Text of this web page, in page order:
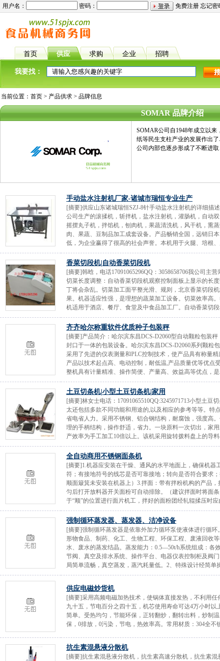
用户名： 密码： 免费注册 忘记密
首页 供应 求购 企业 招聘
我要找：
当前位置： 首页 > 产品供求 > 品牌信息
SOMAR 品牌介绍
SOMAR公司自1948年成立以
纸等民生支柱产业的发展作出
公司内部也逐步形成了不断进
手动盐水注射机厂家-诸城市瑞恒专业生产
[摘要]供应山东诸城瑞恒SZJ-8针手动盐水注射机的详细描
公司生产的滚揉机，斩拌机，盐水注射机，灌肠机，自动
摇摆丸子机，拌馅机，刨肉机，果蔬清洗机，风干机，熏
肉、果蔬、豆制品加工成套设备。产品畅销全国，远销日
低，为企业赢得了很高的社会声誉。本机用于火腿、培根
香菜切段机|自动香菜切段机
[摘要]韩晗，电话17091065296QQ：3058658706我公司
切菜长度调整：自动香菜切段机观察控制面板上显示的长
丁将会杂乱。切菜加工面平整光滑、规则，北京香菜切段
果。机器适应性强，是理想的蔬菜加工设备。切菜效率高
机适用于酒店、餐厅、食堂及中食品加工厂。自动香菜切
齐齐哈尔称重软件优质种子包装秤
[摘要]产品简介：哈尔滨东昌DCS-D2060型自动颗粒包装
封口于一体的包装设备。哈尔滨东昌DCS-D2060系列颗粒
采用了先进的仪表测量和PLC控制技术，使产品具有称量
产品以技术起点高、电动控制，耐低温,产品质量优等优
整机具有计量精准、操作简便、产量高、效益高等优点，
土豆切条机|小型土豆切条机|家用
[摘要]林女士电话：17091065510QQ:3245971713小型土
太还包括多款不同功能和用途的,以及相应的参考等等。
省电省人力。采用不锈钢、铝合钢结构，耐腐蚀，强度高
理的手柄结构，操作舒适，省力。一块原料一次切出，家
产效率为手工加工10倍以上。该机采用旋转拨料盘上的导
全自动商用不锈钢面条机
[摘要]1.机器应安装在干燥、通风的水平地面上，确保机
符；有接地符号的线芯是否可靠接地；转向是否符合要求
顺面簸箕未安装在机器上）3.拌面：带有拌粉机构的产品
匀后打开放料器开关面粉可自动排除。（建议拌面时将面
于“顺”的位置进行面片机工，拌好的面粉团经轧辊揉压时应
强制循环蒸发器、蒸发器、洁净设备
[摘要]强制循环蒸发器是依靠外加力循环泵使液体进行循
形物食品、制药、化工、生物工程、环保工程、废液回收
水、废水的蒸发结晶。蒸发能力：0.5—50t/h系统组成：各
节阀、真空及排水系统、操作平台、电器仪表控制柜及阀
局简单流畅，真空蒸发，蒸汽耗量低。2、特殊设计经简单
供应电磁炒货机
[摘要]采用高频电磁加热技术，使锅体直接发热，不利用
九十五，节电百分之四十五，机芯使用寿命可达4万小时
简单。受热均匀，节能环保，正转翻炒，翻转出料，炒制
保，0排放，0污染，节电，热效率高。常用材质：304全
抗生素混悬液分散机
[摘要]抗生素混悬液分散机，抗生素高速分散机，抗生素